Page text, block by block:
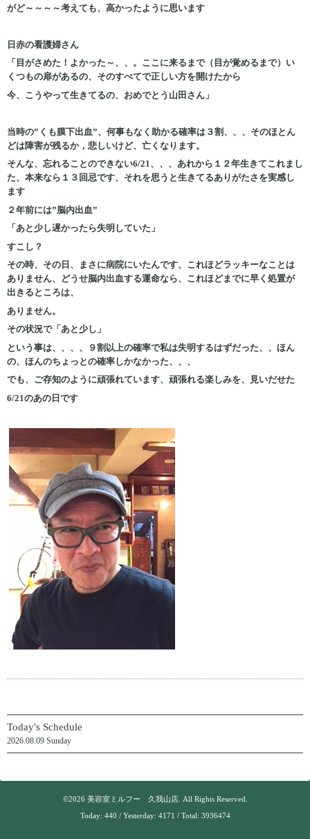
がど～～～～考えても、高かったように思います
日赤の看護婦さん
「目がさめた！よかった～、、。ここに来るまで（目が覚めるまで）い
くつもの扉があるの、そのすべてで正しい方を開けたから
今、こうやって生きてるの、おめでとう山田さん」
当時の”くも膜下出血”、何事もなく助かる確率は３割、、、そのほとん
どは障害が残るか，悲しいけど、亡くなります。
そんな、忘れることのできない6/21、、、あれから１２年生きてこれまし
た、本来なら１３回忌です、それを思うと生きてるありがたさを実感し
ます
２年前には”脳内出血”
「あと少し遅かったら失明していた」
すこし？
その時、その日、まさに病院にいたんです、これほどラッキーなことは
ありません、どうせ脳内出血する運命なら、これほどまでに早く処置が
出きるところは、
ありません。
その状況で「あと少し」
という事は、、、、９割以上の確率で私は失明するはずだった、、ほん
の、ほんのちょっとの確率しかなかった、、、
でも、ご存知のように頑張れています、頑張れる楽しみを、見いだせた
6/21のあの日です
Today's Schedule
2026.08.09 Sunday
©2026 美容室ミルフー 久我山店. All Rights Reserved.
Today: 440 / Yesterday: 4171 / Total: 3936474